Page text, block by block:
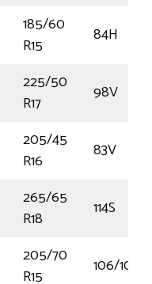
185/60
R15
84H
225/50
R17
98V
205/45
R16
83V
265/65
R18
114S
205/70
R15
106/104R